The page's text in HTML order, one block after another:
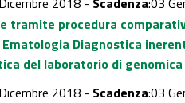
tramite procedura
Diagnostica
del laboratorio di
2018 - Scadenza:03